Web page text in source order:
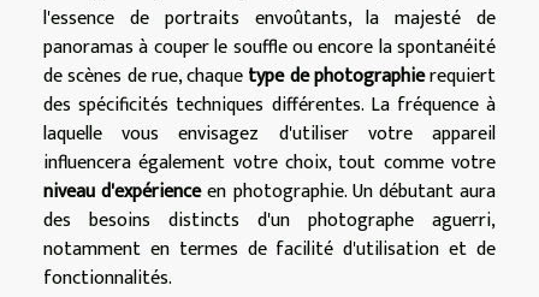
l'essence de portraits envoûtants, la majesté de
panoramas à couper le souffle ou encore la spontanéité
de scènes de rue, chaquetype de photographierequiert
des spécificités techniques différentes. La fréquence à
laquelle vous envisagez d'utiliser votre appareil
influencera également votre choix, tout comme votre
niveau d'expérienceen photographie. Un débutant aura
des besoins distincts d'un photographe aguerri,
notamment en termes de facilité d'utilisation et de
fonctionnalités.